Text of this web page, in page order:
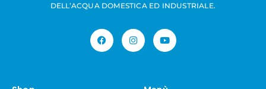
DELL’ACQUA DOMESTICA ED INDUSTRIALE.